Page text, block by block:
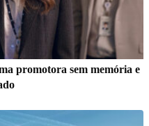
promotora sem memória e